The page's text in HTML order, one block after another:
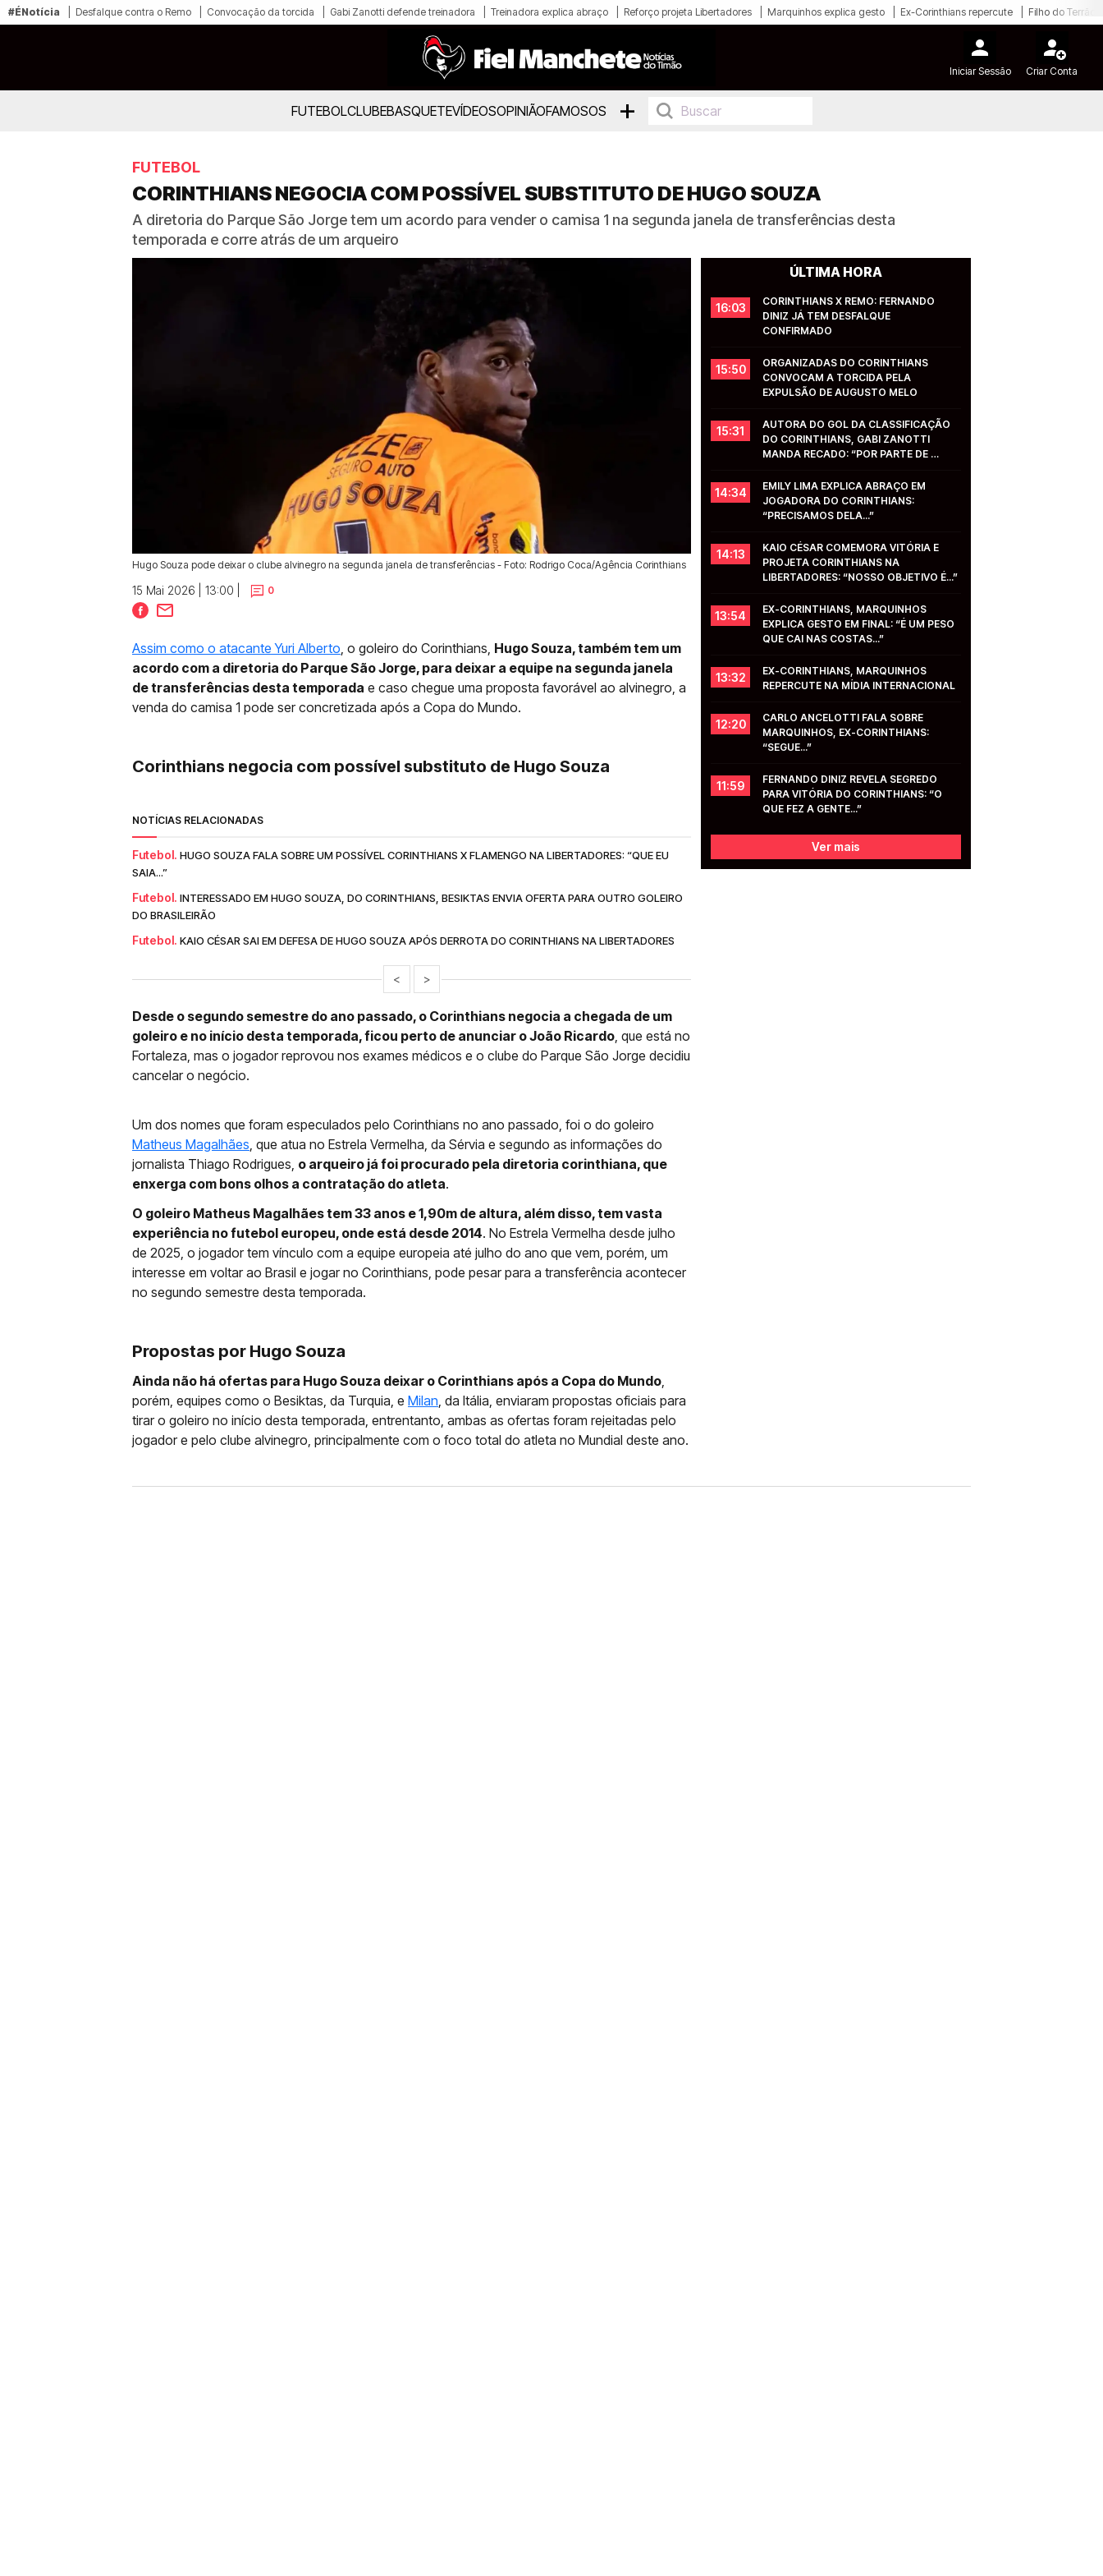
#ÉNotícia Desfalque contra o Remo Convocação da torcida Gabi Zanotti defende treinadora Treinadora explica abraço Reforço projeta Libertadores Marquinhos explica gesto Ex-Corinthians repercute Filho do Terrão
Iniciar Sessão Criar Conta
FUTEBOLCLUBEBASQUETEVÍDEOSOPINIÃOFAMOSOS +
FUTEBOL
CORINTHIANS NEGOCIA COM POSSÍVEL SUBSTITUTO DE HUGO SOUZA
A diretoria do Parque São Jorge tem um acordo para vender o camisa 1 na segunda janela de transferências desta
temporada e corre atrás de um arqueiro
Hugo Souza pode deixar o clube alvinegro na segunda janela de transferências - Foto: Rodrigo Coca/Agência Corinthians
15 Mai 2026 | 13:00 | 0
Assim como o atacante Yuri Alberto, o goleiro do Corinthians, Hugo Souza, também tem um
acordo com a diretoria do Parque São Jorge, para deixar a equipe na segunda janela
de transferências desta temporada e caso chegue uma proposta favorável ao alvinegro, a
venda do camisa 1 pode ser concretizada após a Copa do Mundo.
Corinthians negocia com possível substituto de Hugo Souza
NOTÍCIAS RELACIONADAS
Futebol. HUGO SOUZA FALA SOBRE UM POSSÍVEL CORINTHIANS X FLAMENGO NA LIBERTADORES: “QUE EU
SAIA...”
Futebol. INTERESSADO EM HUGO SOUZA, DO CORINTHIANS, BESIKTAS ENVIA OFERTA PARA OUTRO GOLEIRO
DO BRASILEIRÃO
Futebol. KAIO CÉSAR SAI EM DEFESA DE HUGO SOUZA APÓS DERROTA DO CORINTHIANS NA LIBERTADORES
< >
Desde o segundo semestre do ano passado, o Corinthians negocia a chegada de um
goleiro e no início desta temporada, ficou perto de anunciar o João Ricardo, que está no
Fortaleza, mas o jogador reprovou nos exames médicos e o clube do Parque São Jorge decidiu
cancelar o negócio.
Um dos nomes que foram especulados pelo Corinthians no ano passado, foi o do goleiro
Matheus Magalhães, que atua no Estrela Vermelha, da Sérvia e segundo as informações do
jornalista Thiago Rodrigues, o arqueiro já foi procurado pela diretoria corinthiana, que
enxerga com bons olhos a contratação do atleta.
O goleiro Matheus Magalhães tem 33 anos e 1,90m de altura, além disso, tem vasta
experiência no futebol europeu, onde está desde 2014. No Estrela Vermelha desde julho
de 2025, o jogador tem vínculo com a equipe europeia até julho do ano que vem, porém, um
interesse em voltar ao Brasil e jogar no Corinthians, pode pesar para a transferência acontecer
no segundo semestre desta temporada.
Propostas por Hugo Souza
Ainda não há ofertas para Hugo Souza deixar o Corinthians após a Copa do Mundo,
porém, equipes como o Besiktas, da Turquia, e Milan, da Itália, enviaram propostas oficiais para
tirar o goleiro no início desta temporada, entrentanto, ambas as ofertas foram rejeitadas pelo
jogador e pelo clube alvinegro, principalmente com o foco total do atleta no Mundial deste ano.
ÚLTIMA HORA
16:03
CORINTHIANS X REMO: FERNANDO
DINIZ JÁ TEM DESFALQUE
CONFIRMADO
15:50
ORGANIZADAS DO CORINTHIANS
CONVOCAM A TORCIDA PELA
EXPULSÃO DE AUGUSTO MELO
15:31
AUTORA DO GOL DA CLASSIFICAÇÃO
DO CORINTHIANS, GABI ZANOTTI
MANDA RECADO: “POR PARTE DE
14:34
EMILY LIMA EXPLICA ABRAÇO EM
JOGADORA DO CORINTHIANS:
“PRECISAMOS DELA...”
14:13
KAIO CÉSAR COMEMORA VITÓRIA E
PROJETA CORINTHIANS NA
LIBERTADORES: “NOSSO OBJETIVO É...”
13:54
EX-CORINTHIANS, MARQUINHOS
EXPLICA GESTO EM FINAL: “É UM PESO
QUE CAI NAS COSTAS...”
13:32
EX-CORINTHIANS, MARQUINHOS
REPERCUTE NA MÍDIA INTERNACIONAL
12:20
CARLO ANCELOTTI FALA SOBRE
MARQUINHOS, EX-CORINTHIANS:
“SEGUE...”
11:59
FERNANDO DINIZ REVELA SEGREDO
PARA VITÓRIA DO CORINTHIANS: “O
QUE FEZ A GENTE...”
Ver mais